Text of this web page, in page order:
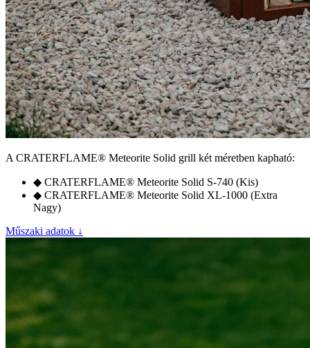
A CRATERFLAME® Meteorite Solid grill két méretben kapható:
◆ CRATERFLAME® Meteorite Solid S-740 (Kis)
◆ CRATERFLAME® Meteorite Solid XL-1000 (Extra
Nagy)
Műszaki adatok ↓